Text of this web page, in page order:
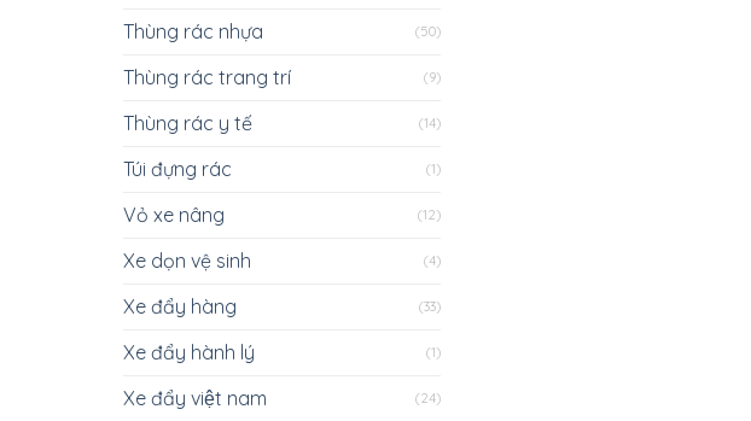
Thùng rác nhựa (50)
Thùng rác trang trí (9)
Thùng rác y tế (14)
Túi đựng rác (1)
Vỏ xe nâng (12)
Xe dọn vệ sinh (4)
Xe đẩy hàng (33)
Xe đẩy hành lý (1)
Xe đẩy việt nam (24)